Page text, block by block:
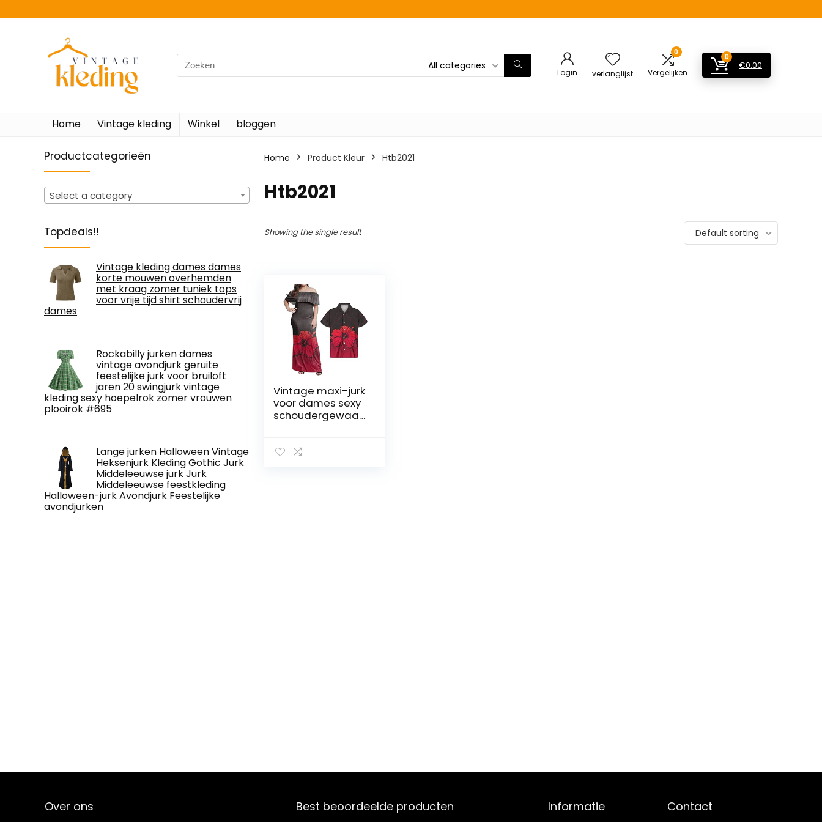
Search
for:
All categories
Login verlanglijst
0
Vergelijken
0
€0.00
Home Vintage kleding Winkel bloggen
Productcategorieën
Select a category
Topdeals!!
Vintage kleding dames dames
korte mouwen overhemden
met kraag zomer tuniek tops
voor vrije tijd shirt schoudervrij
dames
Rockabilly jurken dames
vintage avondjurk geruite
feestelijke jurk voor bruiloft
jaren 20 swingjurk vintage
kleding sexy hoepelrok zomer vrouwen
plooirok #695
Lange jurken Halloween Vintage
Heksenjurk Kleding Gothic Jurk
Middeleeuwse jurk Jurk
Middeleeuwse feestkleding
Halloween-jurk Avondjurk Feestelijke
avondjurken
Home Product Kleur ‎Htb2021
‎Htb2021
Showing the single result Default sorting
Vintage maxi-jurk
voor dames sexy
schoudergewaad
Zomer Unisex
Over ons Best beoordeelde producten Informatie Contact